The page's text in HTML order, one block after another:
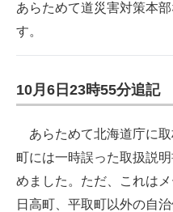
あらためて道災害対策本
す。
10月6日23時55分追記
あらためて北海道庁に取
町には一時誤った取扱説
めました。ただ、これは
日高町、平取町以外の自